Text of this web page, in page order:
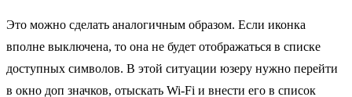
Это можно сделать аналогичным образом. Если иконка
вполне выключена, то она не будет отображаться в списке
доступных символов. В этой ситуации юзеру нужно перейти
в окно доп значков, отыскать Wi-Fi и внести его в список